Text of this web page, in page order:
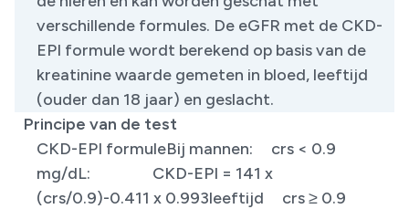
verschillende formules. De eGFR met de CKD-
EPI formule wordt berekend op basis van de
kreatinine waarde gemeten in bloed, leeftijd
(ouder dan 18 jaar) en geslacht.
Principe van de test
​CKD-EPI formuleBij mannen: crs < 0.9
mg/dL: CKD-EPI = 141 x
(crs/0.9)-0.411 x 0.993leeftijd crs ≥ 0.9